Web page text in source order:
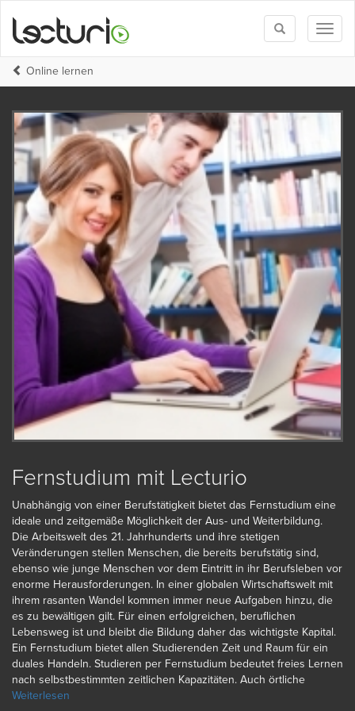
Toggle
search
Online lernen
Fernstudium mit Lecturio
Unabhängig von einer Berufstätigkeit bietet das Fernstudium eine
ideale und zeitgemäße Möglichkeit der Aus- und Weiterbildung.
Die Arbeitswelt des 21. Jahrhunderts und ihre stetigen
Veränderungen stellen Menschen, die bereits berufstätig sind,
ebenso wie junge Menschen vor dem Eintritt in ihr Berufsleben vor
enorme Herausforderungen. In einer globalen Wirtschaftswelt mit
ihrem rasanten Wandel kommen immer neue Aufgaben hinzu, die
es zu bewältigen gilt. Für einen erfolgreichen, beruflichen
Lebensweg ist und bleibt die Bildung daher das wichtigste Kapital.
Ein Fernstudium bietet allen Studierenden Zeit und Raum für ein
duales Handeln. Studieren per Fernstudium bedeutet freies Lernen
nach selbstbestimmten zeitlichen Kapazitäten. Auch örtliche
Grenzen kennt ein Fernstudium nicht, denn es ermöglicht das
Weiterlesen